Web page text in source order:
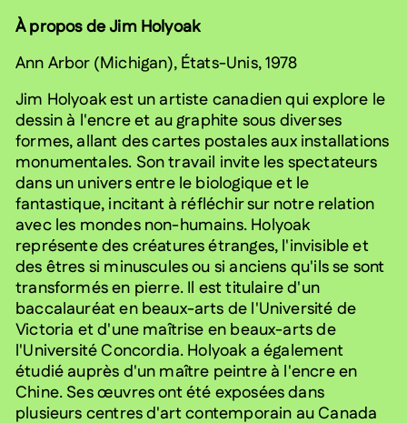
À propos de Jim Holyoak
Ann Arbor (Michigan), États-Unis, 1978
Jim Holyoak est un artiste canadien qui explore le
dessin à l'encre et au graphite sous diverses
formes, allant des cartes postales aux installations
monumentales. Son travail invite les spectateurs
dans un univers entre le biologique et le
fantastique, incitant à réfléchir sur notre relation
avec les mondes non-humains. Holyoak
représente des créatures étranges, l'invisible et
des êtres si minuscules ou si anciens qu'ils se sont
transformés en pierre. Il est titulaire d'un
baccalauréat en beaux-arts de l'Université de
Victoria et d'une maîtrise en beaux-arts de
l'Université Concordia. Holyoak a également
étudié auprès d'un maître peintre à l'encre en
Chine. Ses œuvres ont été exposées dans
plusieurs centres d'art contemporain au Canada